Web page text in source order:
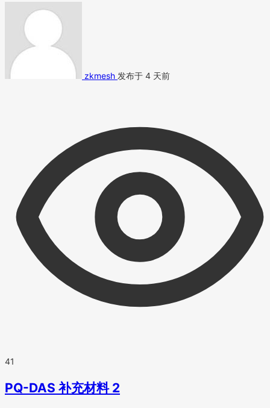
zkmesh 发布于 4 天前
41
PQ-DAS 补充材料 2